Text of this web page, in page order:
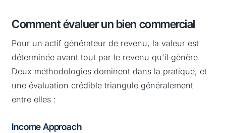
Comment évaluer un bien commercial
Pour un actif générateur de revenu, la valeur est
déterminée avant tout par le revenu qu'il génère.
Deux méthodologies dominent dans la pratique, et
une évaluation crédible triangule généralement
entre elles :
Income Approach